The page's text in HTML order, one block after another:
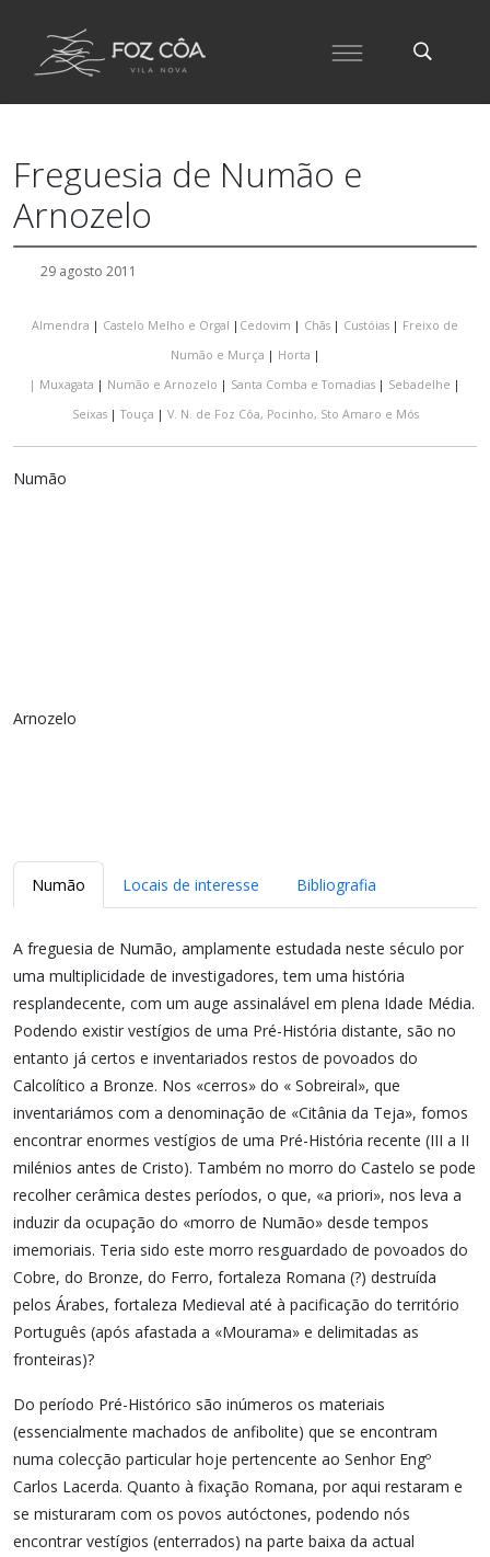
Freguesia de Numão e
Arnozelo
29 agosto 2011
Almendra | Castelo Melho e Orgal | Cedovim | Chãs | Custóias | Freixo de
Numão e Murça | Horta |
| Muxagata | Numão e Arnozelo | Santa Comba e Tomadias | Sebadelhe |
Seixas|Touça | V. N. de Foz Côa, Pocinho, Sto Amaro e Mós
Numão
Arnozelo
Numão Locais de interesse Bibliografia
A freguesia de Numão, amplamente estudada neste século por
uma multiplicidade de investigadores, tem uma história
resplandecente, com um auge assinalável em plena Idade Média.
Podendo existir vestígios de uma Pré-História distante, são no
entanto já certos e inventariados restos de povoados do
Calcolítico a Bronze. Nos «cerros» do « Sobreiral», que
inventariámos com a denominação de «Citânia da Teja», fomos
encontrar enormes vestígios de uma Pré-História recente (III a II
milénios antes de Cristo). Também no morro do Castelo se pode
recolher cerâmica destes períodos, o que, «a priori», nos leva a
induzir da ocupação do «morro de Numão» desde tempos
imemoriais. Teria sido este morro resguardado de povoados do
Cobre, do Bronze, do Ferro, fortaleza Romana (?) destruída
pelos Árabes, fortaleza Medieval até à pacificação do território
Português (após afastada a «Mourama» e delimitadas as
fronteiras)?
Do período Pré-Histórico são inúmeros os materiais
(essencialmente machados de anfibolite) que se encontram
numa colecção particular hoje pertencente ao Senhor Engº
Carlos Lacerda. Quanto à fixação Romana, por aqui restaram e
se misturaram com os povos autóctones, podendo nós
encontrar vestígios (enterrados) na parte baixa da actual